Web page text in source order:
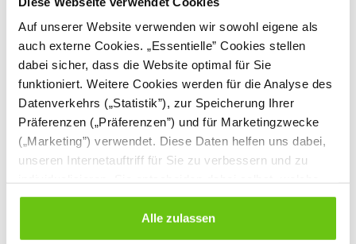
Auf unserer Website verwenden wir sowohl eigene als
auch externe Cookies. „Essentielle” Cookies stellen
dabei sicher, dass die Website optimal für Sie
funktioniert. Weitere Cookies werden für die Analyse des
Datenverkehrs („Statistik”), zur Speicherung Ihrer
Präferenzen („Präferenzen”) und für Marketingzwecke
(„Marketing”) verwendet. Diese Daten helfen uns dabei,
unseren Internetauftriff für Sie zu verbessern und zu
Cookies Sie erlauben. Verweigern Sie Ihre Zustimmung,
wählen Sie „Alle ablehnen” – in diesem Fall werden nur
Daten verarbeitet, die für den Besuch unserer Website
Alle zulassen
Armlehnen
mit Armlehnen